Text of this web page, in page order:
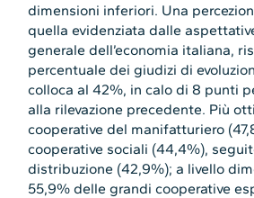
dimensioni inferiori. Una
quella evidenziata dalle
generale dell’economia italiana,
percentuale dei giudizi di
colloca al 42%, in calo di 8 punti
alla rilevazione precedente. Più
cooperative del manifatturiero
cooperative sociali (44,4%),
distribuzione (42,9%); a livello
55,9% delle grandi cooperative